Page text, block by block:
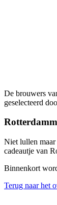
De brouwers
geselecteerd
Niet lullen maar
cadeautje van
Binnenkort
Terug naar het